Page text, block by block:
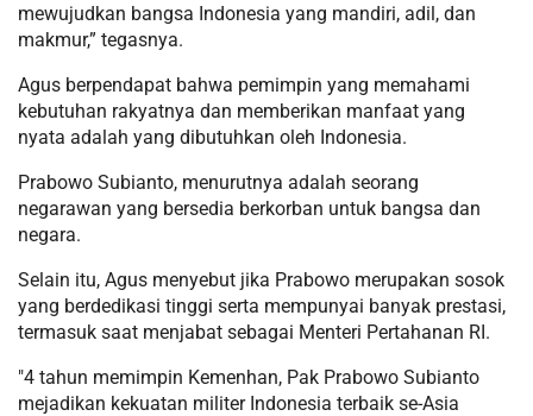
mewujudkan bangsa Indonesia yang mandiri, adil, dan
makmur,” tegasnya.
Agus berpendapat bahwa pemimpin yang memahami
kebutuhan rakyatnya dan memberikan manfaat yang
nyata adalah yang dibutuhkan oleh Indonesia.
Prabowo Subianto, menurutnya adalah seorang
negarawan yang bersedia berkorban untuk bangsa dan
negara.
Selain itu, Agus menyebut jika Prabowo merupakan sosok
yang berdedikasi tinggi serta mempunyai banyak prestasi,
termasuk saat menjabat sebagai Menteri Pertahanan RI.
"4 tahun memimpin Kemenhan, Pak Prabowo Subianto
mejadikan kekuatan militer Indonesia terbaik se-Asia